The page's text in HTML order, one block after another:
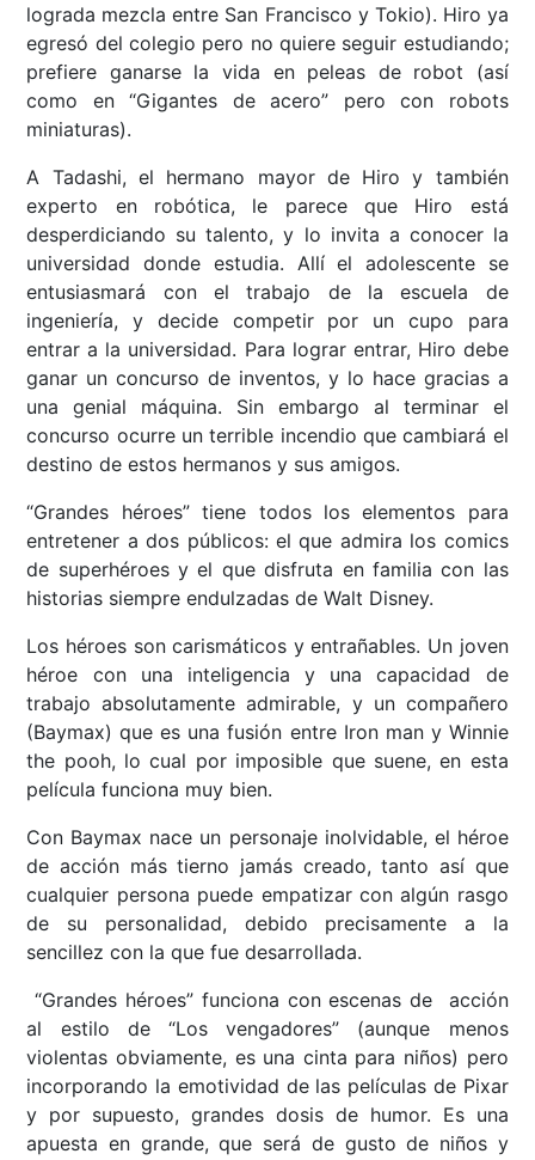
lograda mezcla entre San Francisco y Tokio). Hiro ya
egresó del colegio pero no quiere seguir estudiando;
prefiere ganarse la vida en peleas de robot (así
como en “Gigantes de acero” pero con robots
miniaturas).
A Tadashi, el hermano mayor de Hiro y también
experto en robótica, le parece que Hiro está
desperdiciando su talento, y lo invita a conocer la
universidad donde estudia. Allí el adolescente se
entusiasmará con el trabajo de la escuela de
ingeniería, y decide competir por un cupo para
entrar a la universidad. Para lograr entrar, Hiro debe
ganar un concurso de inventos, y lo hace gracias a
una genial máquina. Sin embargo al terminar el
concurso ocurre un terrible incendio que cambiará el
destino de estos hermanos y sus amigos.
“Grandes héroes” tiene todos los elementos para
entretener a dos públicos: el que admira los comics
de superhéroes y el que disfruta en familia con las
historias siempre endulzadas de Walt Disney.
Los héroes son carismáticos y entrañables. Un joven
héroe con una inteligencia y una capacidad de
trabajo absolutamente admirable, y un compañero
(Baymax) que es una fusión entre Iron man y Winnie
the pooh, lo cual por imposible que suene, en esta
película funciona muy bien.
Con Baymax nace un personaje inolvidable, el héroe
de acción más tierno jamás creado, tanto así que
cualquier persona puede empatizar con algún rasgo
de su personalidad, debido precisamente a la
sencillez con la que fue desarrollada.
“Grandes héroes” funciona con escenas de acción
al estilo de “Los vengadores” (aunque menos
violentas obviamente, es una cinta para niños) pero
incorporando la emotividad de las películas de Pixar
y por supuesto, grandes dosis de humor. Es una
apuesta en grande, que será de gusto de niños y